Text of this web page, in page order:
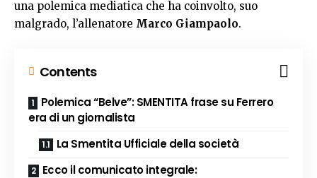
una polemica mediatica che ha coinvolto, suo
malgrado, l’allenatore Marco Giampaolo.
Contents
Polemica “Belve”: SMENTITA frase su Ferrero
era di un giornalista
La Smentita Ufficiale della società
Ecco il comunicato integrale: